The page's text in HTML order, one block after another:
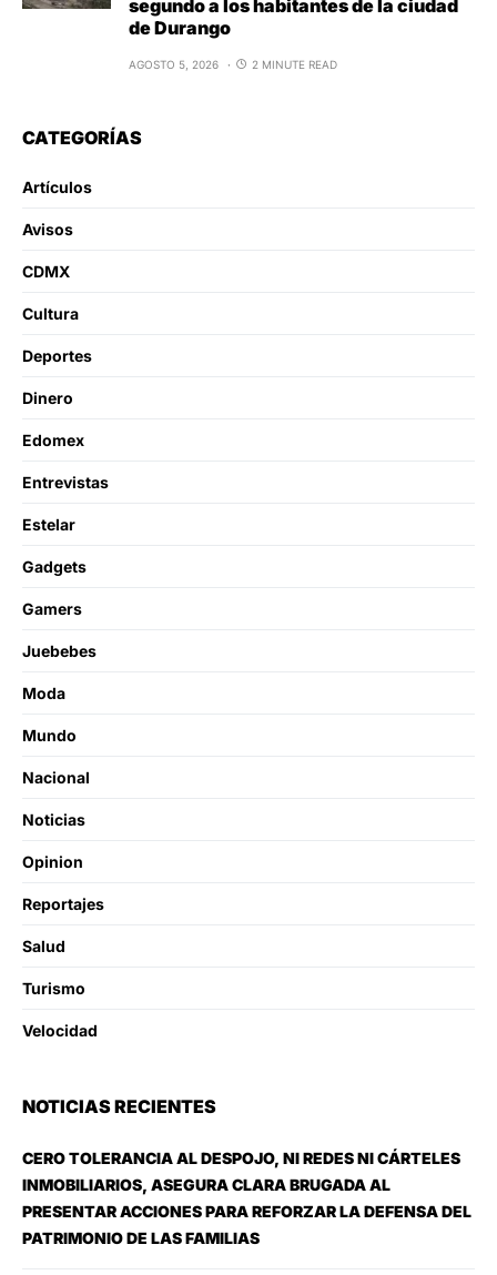
segundo a los habitantes de la ciudad
de Durango
AGOSTO 5, 2026 2 MINUTE READ
CATEGORÍAS
Artículos
Avisos
CDMX
Cultura
Deportes
Dinero
Edomex
Entrevistas
Estelar
Gadgets
Gamers
Juebebes
Moda
Mundo
Nacional
Noticias
Opinion
Reportajes
Salud
Turismo
Velocidad
NOTICIAS RECIENTES
CERO TOLERANCIA AL DESPOJO, NI REDES NI CÁRTELES
INMOBILIARIOS, ASEGURA CLARA BRUGADA AL
PRESENTAR ACCIONES PARA REFORZAR LA DEFENSA DEL
PATRIMONIO DE LAS FAMILIAS